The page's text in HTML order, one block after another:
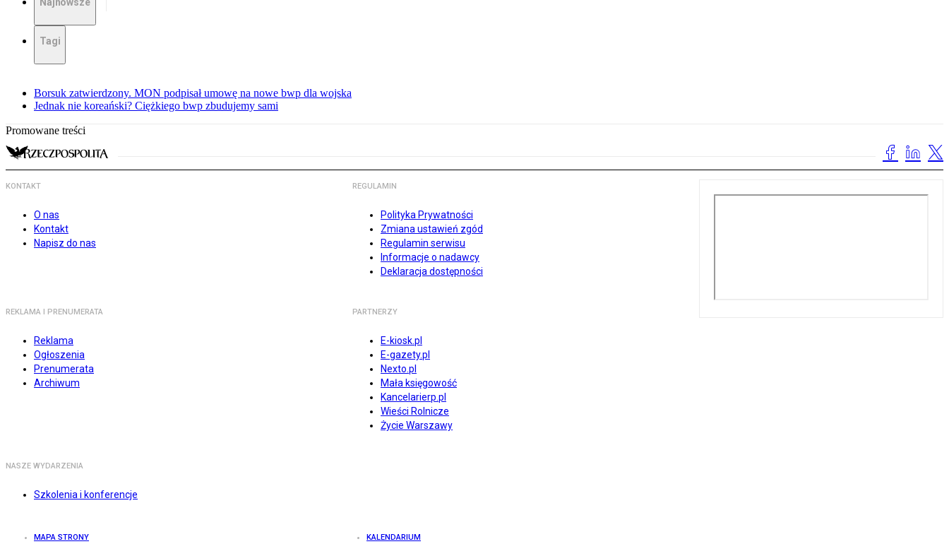
Tagi
Borsuk zatwierdzony. MON podpisał umowę na nowe bwp dla wojska
Jednak nie koreański? Ciężkiego bwp zbudujemy sami
Promowane treści
KONTAKT
O nas
Kontakt
Napisz do nas
REGULAMIN
Polityka Prywatności
Zmiana ustawień zgód
Regulamin serwisu
Informacje o nadawcy
Deklaracja dostępności
REKLAMA I PRENUMERATA
Reklama
Ogłoszenia
Prenumerata
Archiwum
PARTNERZY
E-kiosk.pl
E-gazety.pl
Nexto.pl
Mała księgowość
Kancelarierp.pl
Wieści Rolnicze
Życie Warszawy
NASZE WYDARZENIA
Szkolenia i konferencje
MAPA STRONY KALENDARIUM